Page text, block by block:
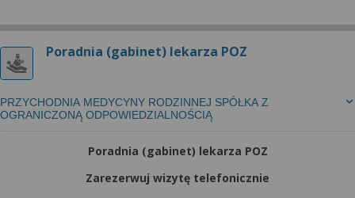
Poradnia (gabinet) lekarza POZ
PRZYCHODNIA MEDYCYNY RODZINNEJ SPÓŁKA Z
OGRANICZONĄ ODPOWIEDZIALNOŚCIĄ
Poradnia (gabinet) lekarza POZ
Zarezerwuj wizytę telefonicznie